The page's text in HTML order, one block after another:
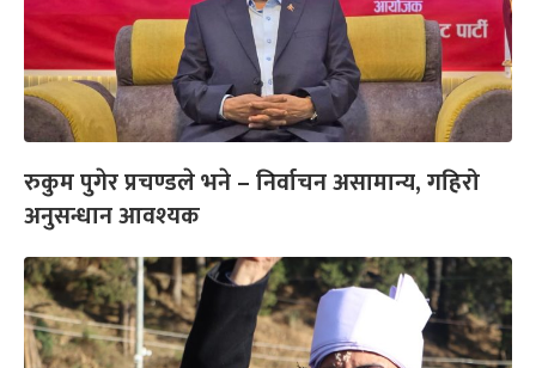
रुकुम पुगेर प्रचण्डले भने – निर्वाचन असामान्य, गहिरो
अनुसन्धान आवश्यक